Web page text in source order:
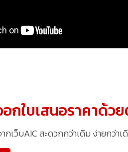
กใบเสนอราคาด้วย
กเว็บAIC สะดวกกว่าเดิม ง่ายกว่า